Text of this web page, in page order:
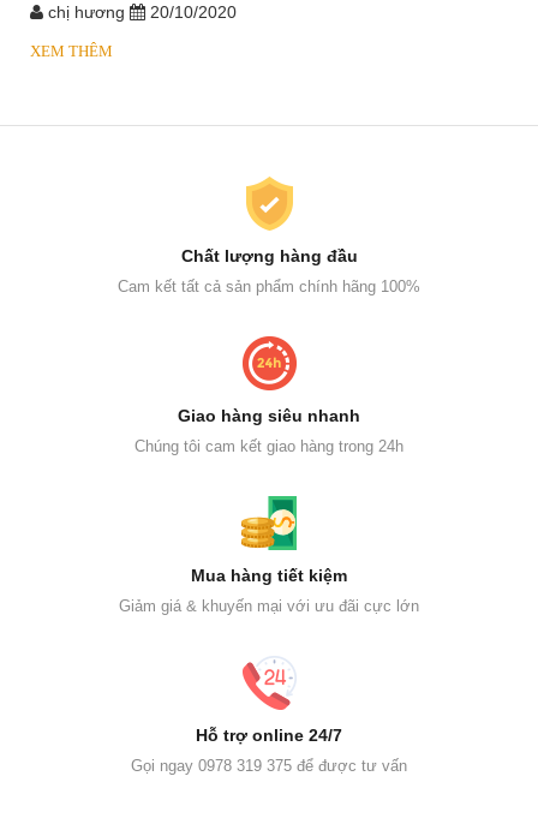
chị hương 20/10/2020
XEM THÊM
Chất lượng hàng đầu
Cam kết tất cả sản phẩm chính hãng 100%
Giao hàng siêu nhanh
Chúng tôi cam kết giao hàng trong 24h
Mua hàng tiết kiệm
Giảm giá & khuyến mại với ưu đãi cực lớn
Hỗ trợ online 24/7
Gọi ngay 0978 319 375 để được tư vấn